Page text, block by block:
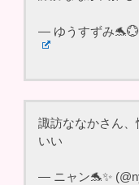
— ゆうすずみ
諏訪ななかさん
いい
— ニャン🐬✨